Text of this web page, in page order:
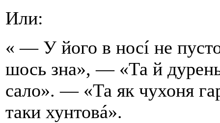
Или:
« — У його в носí не
шось зна», — «Та й
сало». — «Та як чухоня
таки хунтовá».